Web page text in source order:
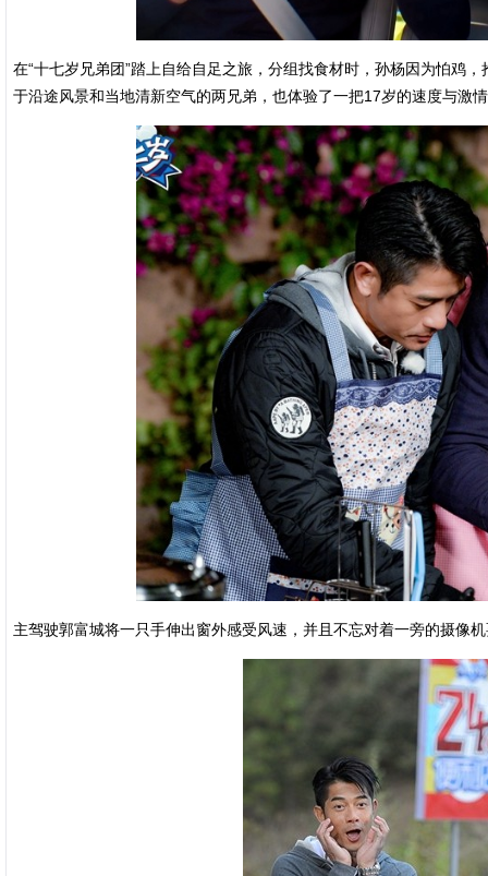
在“十七岁兄弟团”踏上自给自足之旅，分组找食材时，孙杨因为怕鸡
于沿途风景和当地清新空气的两兄弟，也体验了一把17岁的速度与激
主驾驶郭富城将一只手伸出窗外感受风速，并且不忘对着一旁的摄像